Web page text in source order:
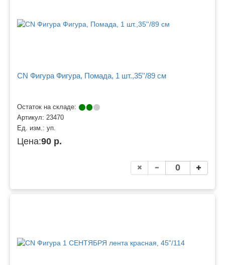
CN Фигура Фигура, Помада, 1 шт.,35''/89 см
Остаток на складе:
Артикул: 23470
Ед. изм.: уп.
Цена:90 р.